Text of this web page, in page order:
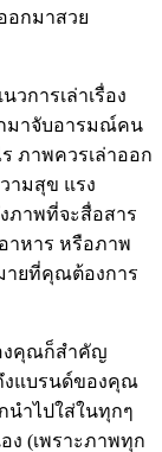
อกมาสวย
วการเล่าเรื่อง
มาจับอารมณ์คน
ภาพควรเล่าออก
ามสุข แรง
ภาพที่จะสื่อสาร
าหาร หรือภาพ
ายที่คุณต้องการ
งคุณก็สำคัญ
งแบรนด์ของคุณ
ำไปใส่ในทุกๆ
(เพราะภาพทุก